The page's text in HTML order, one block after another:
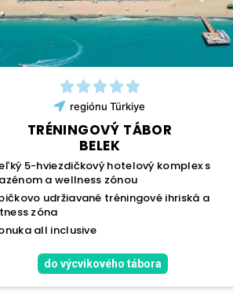
regiónu Türkiye
TRÉNINGOVÝ TÁBOR
BELEK
5-hviezdičkový hotelový komplex s
a wellness zónou
udržiavané tréningové ihriská a
zóna
all inclusive
do výcvikového tábora